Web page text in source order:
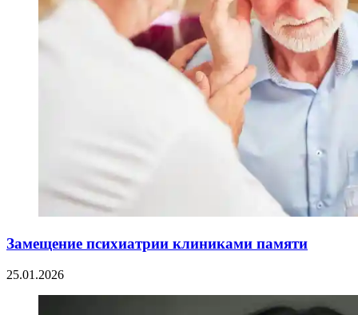
Замещение психиатрии клиниками памяти
25.01.2026